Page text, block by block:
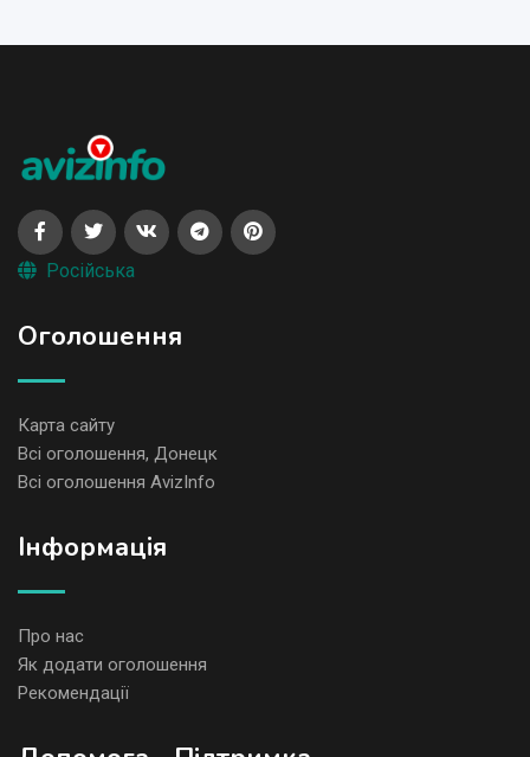
Російська
Оголошення
Карта сайту
Всі оголошення, Донецк
Всі оголошення AvizInfo
Iнформація
Про нас
Як додати оголошення
Рекомендації